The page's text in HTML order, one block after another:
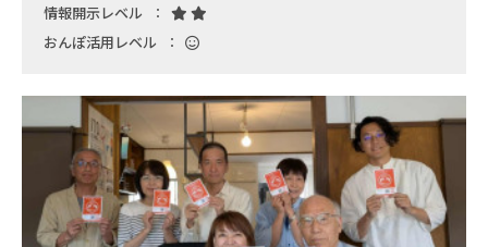
情報開示レベル
おんぽ活用レベル